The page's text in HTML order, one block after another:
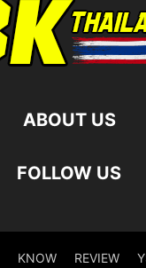
ABOUT US
FOLLOW US
KNOW REVIEW